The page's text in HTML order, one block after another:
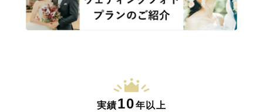
実績10年以上